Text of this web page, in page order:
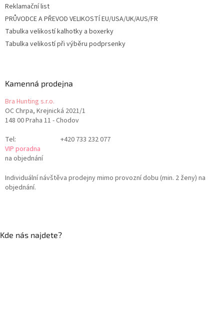
Reklamační list
PRŮVODCE A PŘEVOD VELIKOSTÍ EU/USA/UK/AUS/FR
Tabulka velikostí kalhotky a boxerky
Tabulka velikostí při výběru podprsenky
Kamenná prodejna
Bra Hunting s.r.o.
OC Chrpa, Krejnická 2021/1
148 00 Praha 11 - Chodov
Tel:
+420 733 232 077
VIP poradna
na objednání
Individuální návštěva prodejny mimo provozní dobu (min. 2 ženy) na
objednání.
Kde nás najdete?